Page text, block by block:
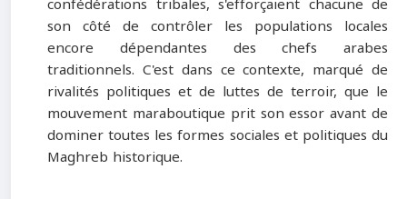
son côté de contrôler les populations locales
encore dépendantes des chefs arabes
traditionnels. C'est dans ce contexte, marqué de
rivalités politiques et de luttes de terroir, que le
mouvement maraboutique prit son essor avant de
dominer toutes les formes sociales et politiques du
Maghreb historique.